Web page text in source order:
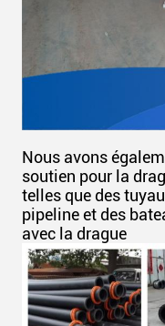
Nous avons
soutien pour la
telles que des
pipeline et des
avec la drague